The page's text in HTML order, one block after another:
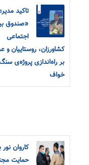
تاکید
«صندوق
اجتماعی
کشاورزان، روستاییان و
بر راه‌اندازی پروژه‌ی
خواف
کاروان نور
حمایت